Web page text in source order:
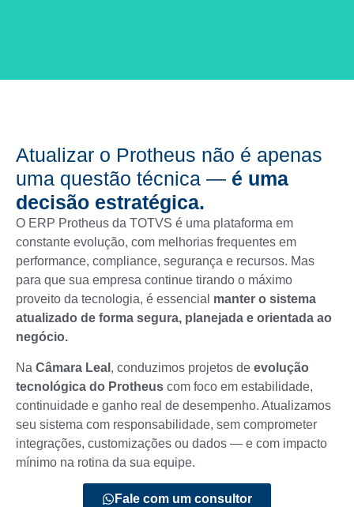
Atualizar o Protheus não é apenas
uma questão técnica — é uma
decisão estratégica.
O ERP Protheus da TOTVS é uma plataforma em
constante evolução, com melhorias frequentes em
performance, compliance, segurança e recursos. Mas
para que sua empresa continue tirando o máximo
proveito da tecnologia, é essencial manter o sistema
atualizado de forma segura, planejada e orientada ao
negócio.
Na Câmara Leal , conduzimos projetos de evolução
tecnológica do Protheus com foco em estabilidade,
continuidade e ganho real de desempenho. Atualizamos
seu sistema com responsabilidade, sem comprometer
integrações, customizações ou dados — e com impacto
mínimo na rotina da sua equipe.
Fale com um consultor